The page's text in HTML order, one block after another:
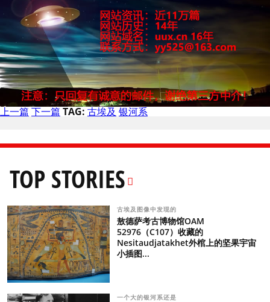
上一篇 下一篇 TAG: 古埃及 银河系
TOP STORIES
古埃及图像中发现的
敖德萨考古博物馆OAM
52976（C107）收藏的
Nesitaudjatakhet外棺上的坚果宇宙
小插图...
一个大的银河系还是